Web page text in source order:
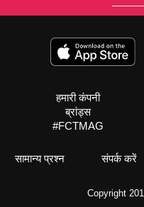
हमारी कंपनी
ब्रांड्स
#FCTMAG
सामान्य प्रश्न संपर्क करें
Copyright